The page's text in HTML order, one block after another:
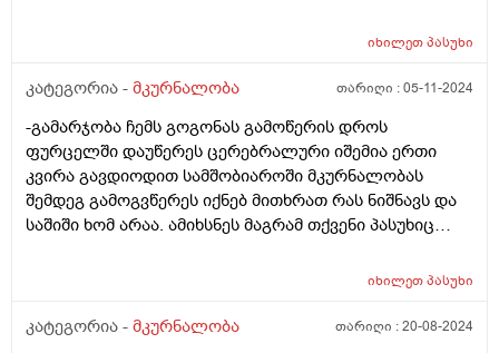
დილით 9 საათზე ხელის მტვენი ქონდა შეშუპებული,
შეშუპება, როგორ მოვიქცეთ? ფერი შეცვლილი არა
შეკვრა ოდნავ უჭირს
იხილეთპასუხი
კატეგორია - მკურნალობა თარიღი :05-11-2024
-გამარჯობა ჩემს გოგონას გამოწერის დროს
ფურცელში დაუწერეს ცერებრალური იშემია ერთი
კვირა გავდიოდით სამშობიაროში მკურნალობას
შემდეგ გამოგვწერეს იქნებ მითხრათ რას ნიშნავს და
საშიში ხომ არაა. ამიხსნეს მაგრამ თქვენი პასუხიც
იხილეთპასუხი
კატეგორია - მკურნალობა თარიღი :20-08-2024